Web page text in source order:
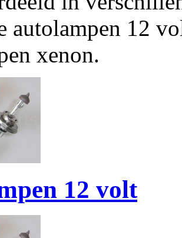
autolampen 12
xenon.
12 volt